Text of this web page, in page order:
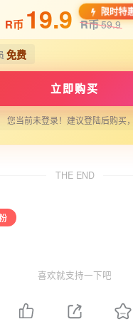
R币 19.9 限时特
R币59.9
免费
立即购买
您当前未登录！建议登陆后购买
THE END
喜欢就支持一下吧